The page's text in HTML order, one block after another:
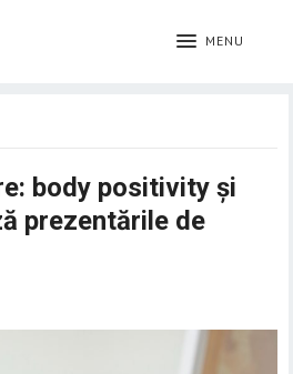
MENU
body positivity și
prezentările de